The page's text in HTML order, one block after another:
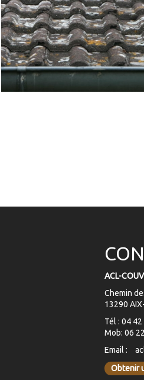
ACL-
Chemin
13290
Tél : 04
Mob: 06
Email :
Obtenir